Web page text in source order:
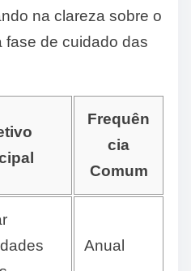
na clareza sobre o
fase de cuidado das
Frequên
cia
Comum
Anual